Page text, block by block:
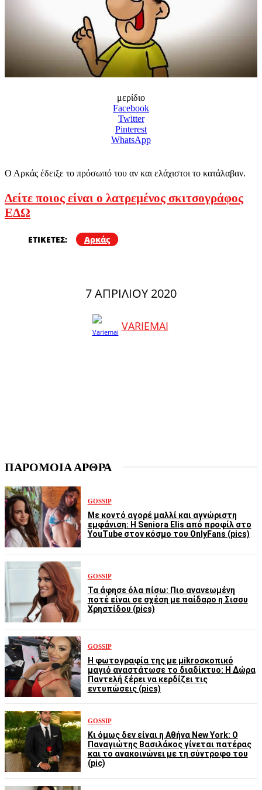
μερίδιο
Facebook
Twitter
Pinterest
WhatsApp
Ο Αρκάς έδειξε το πρόσωπό του αν και ελάχιστοι το κατάλαβαν.
Δείτε ποιος είναι ο λατρεμένος σκιτσογράφος
ΕΔΩ
ΕΤΙΚΕΤΕΣ: Αρκάς
7 ΑΠΡΙΛΊΟΥ 2020
VARIEMAI
ΠΑΡΟΜΟΙΑ ΑΡΘΡΑ
GOSSIP
Με κοντό αγορέ μαλλί και αγνώριστη
εμφάνιση: Η Seniora Elis από προφίλ στο
YouTube στον κόσμο του OnlyFans (pics)
GOSSIP
Τα άφησε όλα πίσω: Πιο ανανεωμένη
ποτέ είναι σε σχέση με παίδαρο η Σισσυ
Χρηστίδου (pics)
GOSSIP
Η φωτογραφία της με μikroσκοπικό
μαγιό αναστάτωσε το διαδίκτυο: Η Δώρα
Παντελή ξέρει να κερδίζει τις
εντυπώσεις (pics)
GOSSIP
Κι όμως δεν είναι η Αθήνα New York: Ο
Παναγιώτης Βασιλάκος γίνεται πατέρας
και το ανακοινώνει με τη σύντροφο του
(pic)